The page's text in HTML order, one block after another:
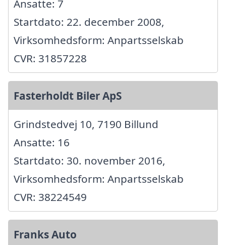
Ansatte: 7
Startdato: 22. december 2008,
Virksomhedsform: Anpartsselskab
CVR: 31857228
Fasterholdt Biler ApS
Grindstedvej 10, 7190 Billund
Ansatte: 16
Startdato: 30. november 2016,
Virksomhedsform: Anpartsselskab
CVR: 38224549
Franks Auto